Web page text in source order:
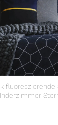
fluoreszierende